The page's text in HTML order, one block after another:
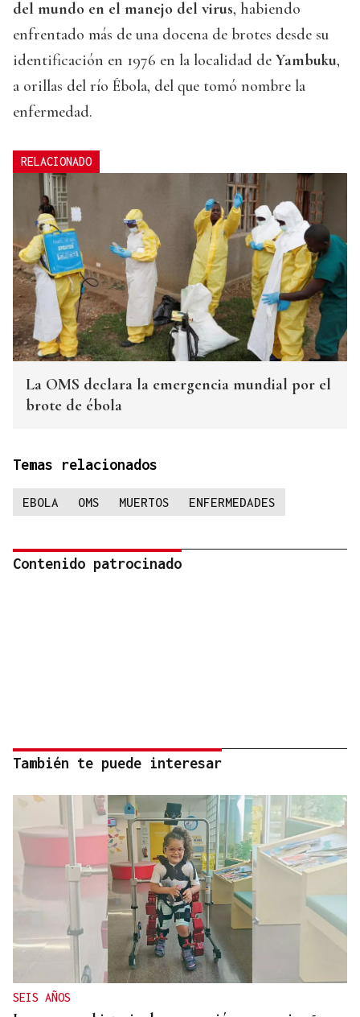
del mundo en el manejo del virus, habiendo
enfrentado más de una docena de brotes desde su
identificación en 1976 en la localidad de Yambuku,
a orillas del río Ébola, del que tomó nombre la
enfermedad.
RELACIONADO
La OMS declara la emergencia mundial por el
brote de ébola
Temas relacionados
EBOLA OMS MUERTOS ENFERMEDADES
Contenido patrocinado
También te puede interesar
SEIS AÑOS